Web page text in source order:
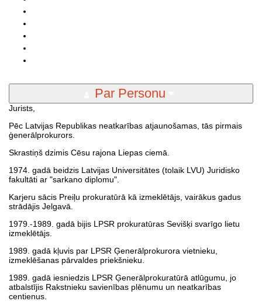
Par Personu
Jurists,
Pēc Latvijas Republikas neatkarības atjaunošamas, tās pirmais
ģenerālprokurors.
Skrastiņš dzimis Cēsu rajona Liepas ciemā.
1974. gadā beidzis Latvijas Universitātes (tolaik LVU) Juridisko
fakultāti ar "sarkano diplomu".
Karjeru sācis Preiļu prokuratūrā kā izmeklētājs, vairākus gadus
strādājis Jelgavā.
1979.-1989. gadā bijis LPSR prokuratūras Sevišķi svarīgo lietu
izmeklētājs.
1989. gadā kļuvis par LPSR Ģenerālprokurora vietnieku,
izmeklēšanas pārvaldes priekšnieku.
1989. gadā iesniedzis LPSR Ģenerālprokuratūrā atlūgumu, jo
atbalstījis Rakstnieku savienības plēnumu un neatkarības
centienus.